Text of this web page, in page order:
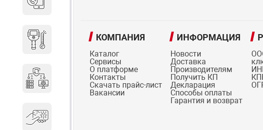
Тепловизионная техника
Технические средства охраны
КОМПАНИЯ
Каталог
Сервисы
О платформе
Контакты
Скачать прайс-лист
Вакансии
ИНФОРМАЦИЯ
Новости
Доставка
Производителям
Получить КП
Декларация
Способы оплаты
Гарантия и возврат